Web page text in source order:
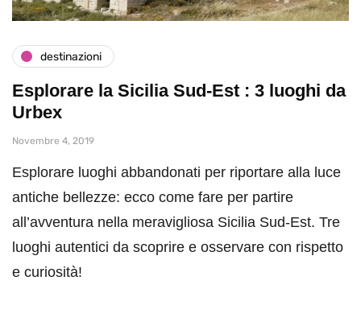
destinazioni
Esplorare la Sicilia Sud-Est : 3 luoghi da
Urbex
Novembre 4, 2019
Esplorare luoghi abbandonati per riportare alla luce
antiche bellezze: ecco come fare per partire
all’avventura nella meravigliosa Sicilia Sud-Est. Tre
luoghi autentici da scoprire e osservare con rispetto
e curiosità!